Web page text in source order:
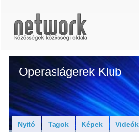
Operaslágerek Klub
Nyitó Tagok Képek Videók